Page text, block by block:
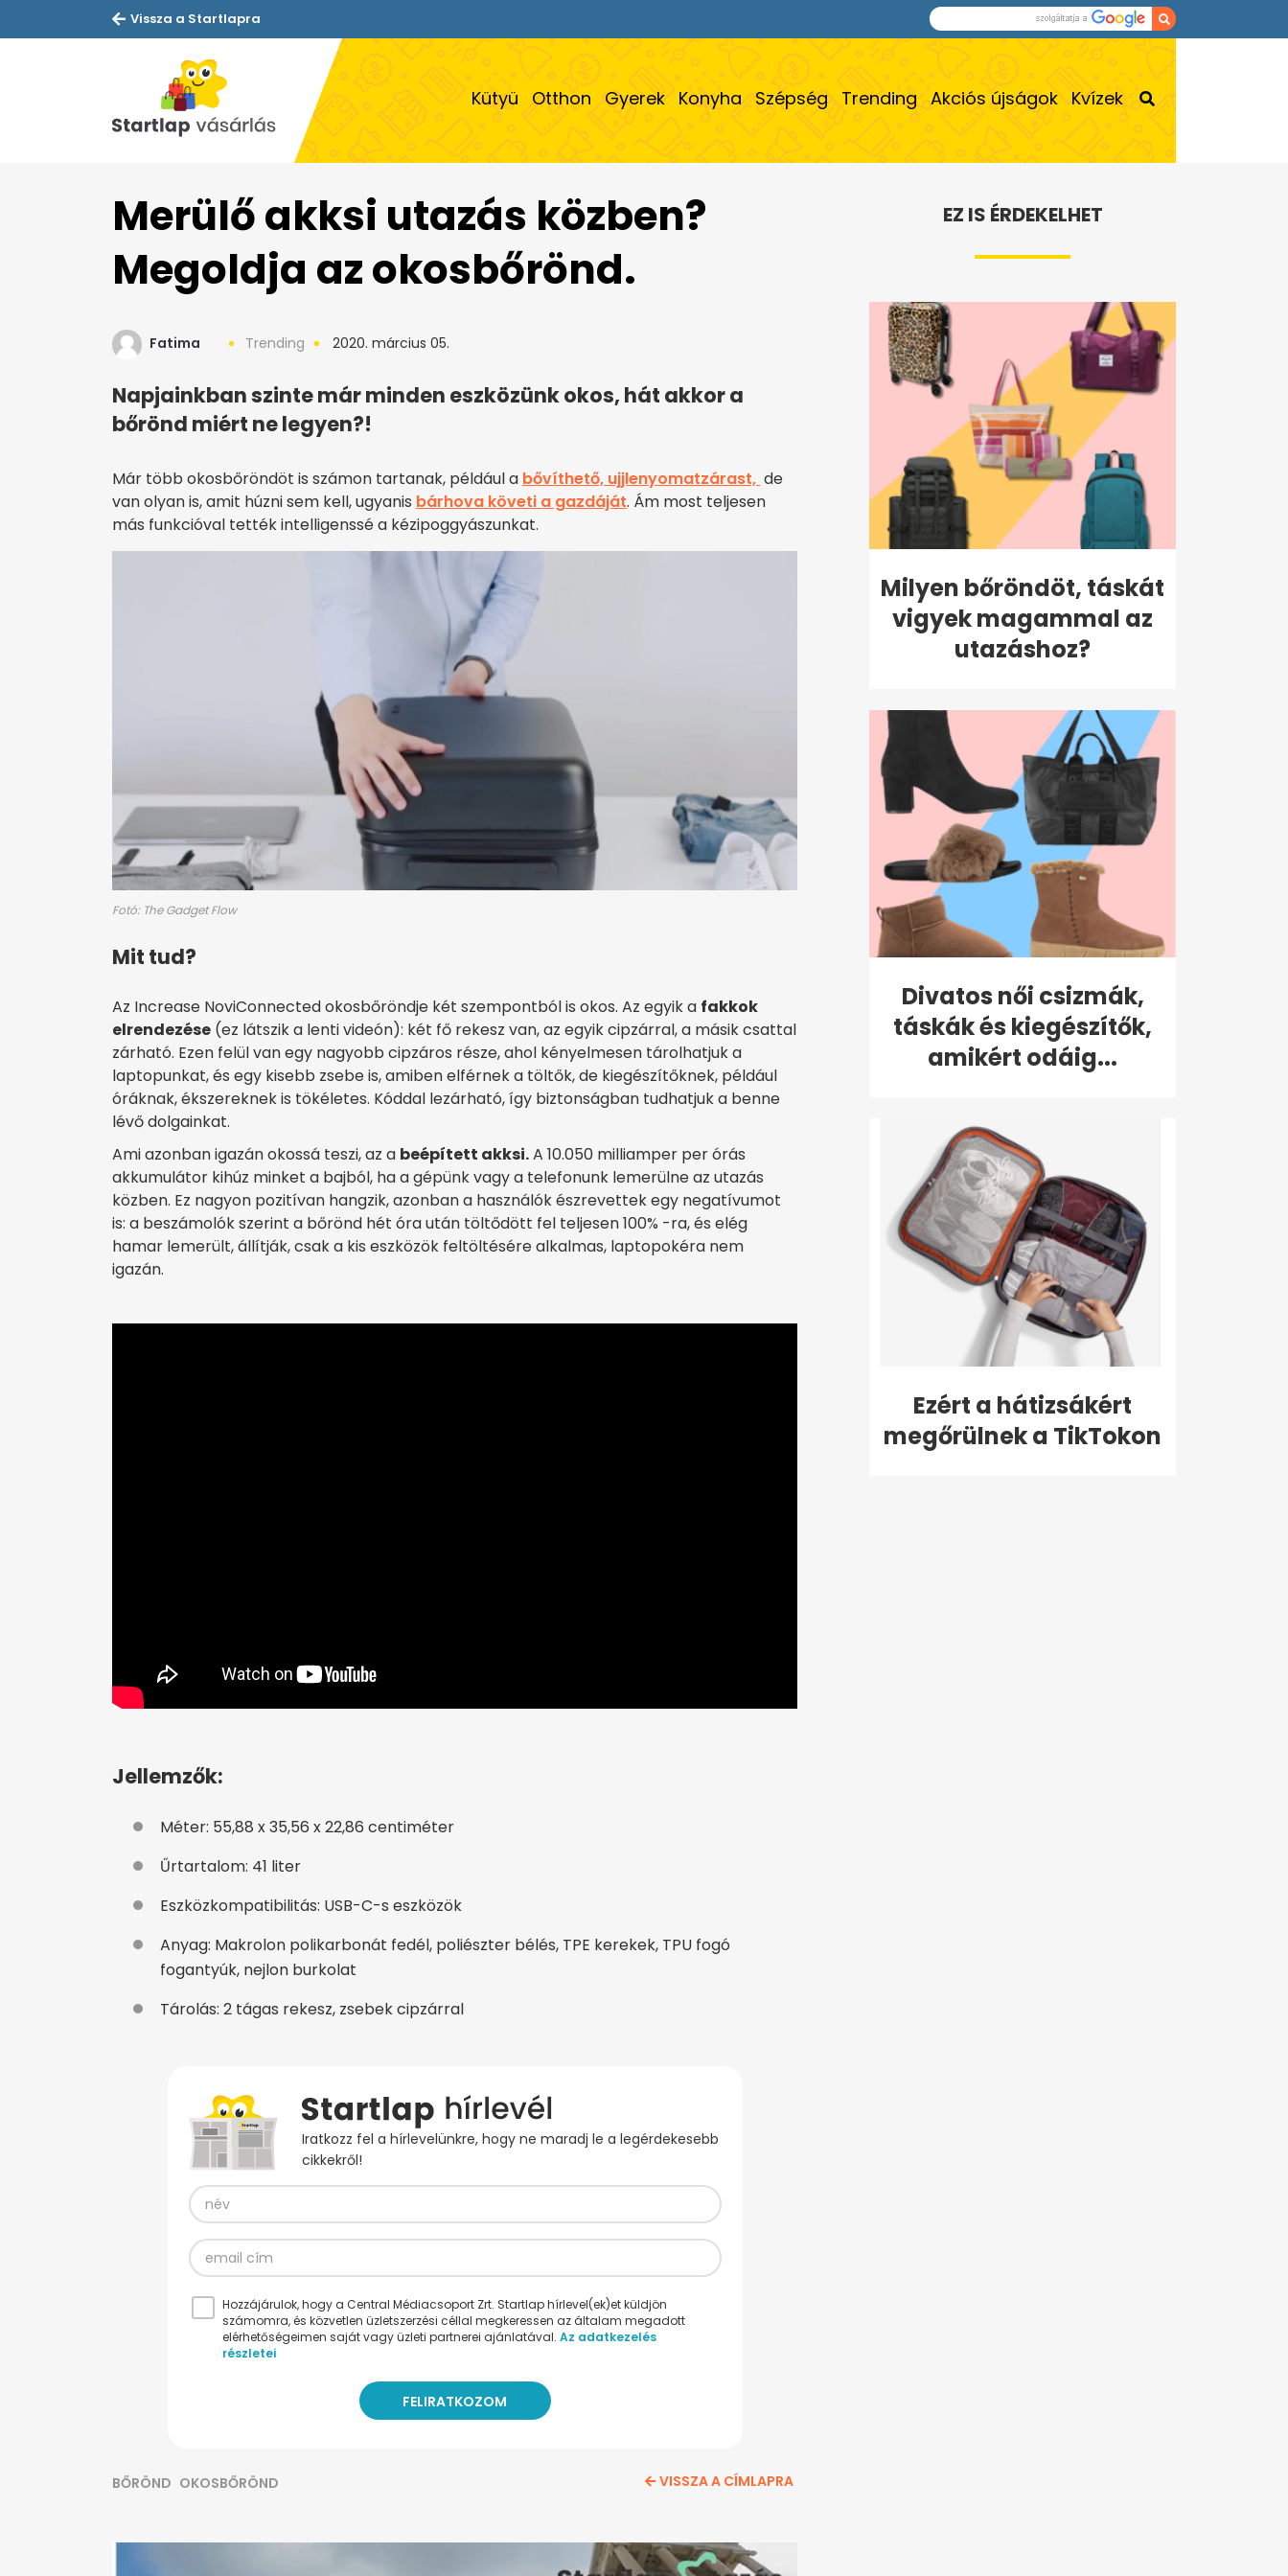
Vissza a Startlapra
Kütyü Otthon Gyerek Konyha Szépség Trending Akciós újságok Kvízek
Merülő akksi utazás közben?
Megoldja az okosbőrönd.
Fatima Trending 2020. március 05.
Napjainkban szinte már minden eszközünk okos, hát akkor a
bőrönd miért ne legyen?!
Már több okosbőröndöt is számon tartanak, például a bővíthető, ujjlenyomatzárast, de
van olyan is, amit húzni sem kell, ugyanis bárhova követi a gazdáját. Ám most teljesen
más funkcióval tették intelligenssé a kézipoggyászunkat.
Fotó: The Gadget Flow
Mit tud?
Az Increase NoviConnected okosbőröndje két szempontból is okos. Az egyik a fakkok
elrendezése (ez látszik a lenti videón): két fő rekesz van, az egyik cipzárral, a másik csattal
zárható. Ezen felül van egy nagyobb cipzáros része, ahol kényelmesen tárolhatjuk a
laptopunkat, és egy kisebb zsebe is, amiben elférnek a töltők, de kiegészítőknek, például
óráknak, ékszereknek is tökéletes. Kóddal lezárható, így biztonságban tudhatjuk a benne
lévő dolgainkat.
Ami azonban igazán okossá teszi, az a beépített akksi.A 10.050 milliamper per órás
akkumulátor kihúz minket a bajból, ha a gépünk vagy a telefonunk lemerülne az utazás
közben. Ez nagyon pozitívan hangzik, azonban a használók észrevettek egy negatívumot
is: a beszámolók szerint a bőrönd hét óra után töltődött fel teljesen 100% -ra, és elég
hamar lemerült, állítják, csak a kis eszközök feltöltésére alkalmas, laptopokéra nem
igazán.
Jellemzők:
Méter: 55,88 x 35,56 x 22,86 centiméter
Űrtartalom: 41 liter
Eszközkompatibilitás: USB-C-s eszközök
Anyag: Makrolon polikarbonát fedél, poliészter bélés, TPE kerekek, TPU fogó
fogantyúk, nejlon burkolat
Tárolás: 2 tágas rekesz, zsebek cipzárral
Iratkozz fel a hírlevelünkre, hogy ne maradj le a legérdekesebb
cikkekről!
Hozzájárulok, hogy a Central Médiacsoport Zrt. Startlap hírlevel(ek)et küldjön
számomra, és közvetlen üzletszerzési céllal megkeressen az általam megadott
elérhetőségeimen saját vagy üzleti partnerei ajánlatával. Az adatkezelés
részletei
BŐRÖND OKOSBŐRÖND VISSZA A CÍMLAPRA
EZ IS ÉRDEKELHET
Milyen bőröndöt, táskát
vigyek magammal az
utazáshoz?
Divatos női csizmák,
táskák és kiegészítők,
amikért odáig...
Ezért a hátizsákért
megőrülnek a TikTokon